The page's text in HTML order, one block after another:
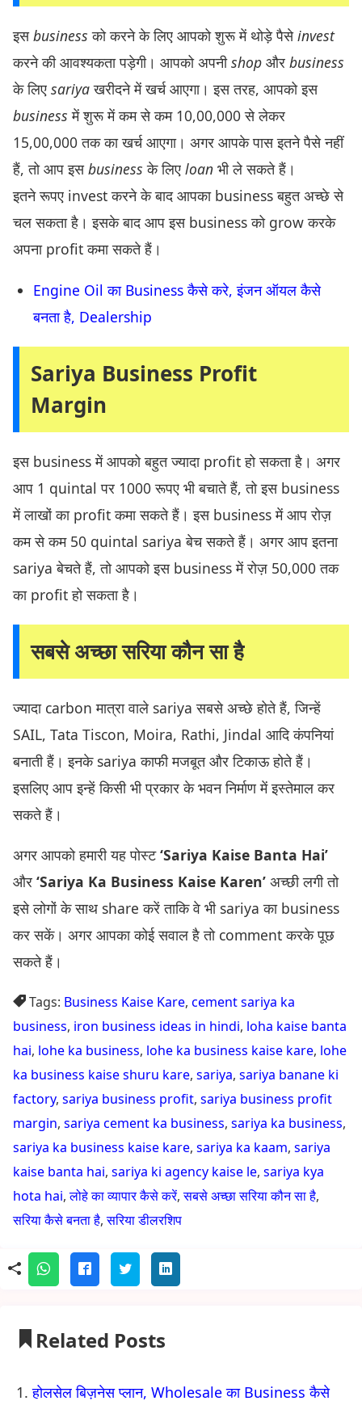
इसbusiness को करने के लिए आपको शुरू में थोड़े पैसेinvest
करने की आवश्यकता पड़ेगी। आपको अपनीshop और business
के लिए sariyaखरीदने में खर्च आएगा। इस तरह, आपको इस
business में शुरू में कम से कम 10,00,000 से लेकर
15,00,000 तक का खर्च आएगा। अगर आपके पास इतने पैसे नहीं
हैं, तो आप इसbusiness के लिए loan भी ले सकते हैं।
इतने रूपए invest करने के बाद आपका business बहुत अच्छे से
चल सकता है। इसके बाद आप इस business को grow करके
अपना profit कमा सकते हैं।
Engine Oil का Business कैसे करे, इंजन ऑयल कैसे
बनता है, Dealership
Sariya Business Profit
Margin
इस business में आपको बहुत ज्यादा profit हो सकता है। अगर
आप 1 quintal पर 1000 रूपए भी बचाते हैं, तो इस business
में लाखों का profit कमा सकते हैं। इस business में आप रोज़
कम से कम 50 quintal sariya बेच सकते हैं। अगर आप इतना
sariya बेचते हैं, तो आपको इस business में रोज़ 50,000 तक
का profit हो सकता है।
सबसे अच्छा सरिया कौन सा है
ज्यादा carbon मात्रा वाले sariya सबसे अच्छे होते हैं, जिन्हें
SAIL, Tata Tiscon, Moira, Rathi, Jindal आदि कंपनियां
बनाती हैं। इनके sariya काफी मजबूत और टिकाऊ होते हैं।
इसलिए आप इन्हें किसी भी प्रकार के भवन निर्माण में इस्तेमाल कर
सकते हैं।
अगर आपको हमारी यह पोस्ट‘Sariya Kaise Banta Hai’
और ‘Sariya Ka Business Kaise Karen’ अच्छी लगी तो
इसे लोगों के साथ share करें ताकि वे भी sariya का business
कर सकें। अगर आपका कोई सवाल है तो comment करके पूछ
सकते हैं।
Tags: Business Kaise Kare, cement sariya ka
business, iron business ideas in hindi, loha kaise banta
hai, lohe ka business, lohe ka business kaise kare, lohe
ka business kaise shuru kare, sariya, sariya banane ki
factory, sariya business profit, sariya business profit
margin, sariya cement ka business, sariya ka business,
sariya ka business kaise kare, sariya ka kaam, sariya
kaise banta hai, sariya ki agency kaise le, sariya kya
hota hai,लोहे का व्यापार कैसे करें,सबसे अच्छा सरिया कौन सा है,
सरिया कैसे बनता है,सरिया डीलरशिप
Related Posts
होलसेल बिज़नेस प्लान, Wholesale का Business कैसे